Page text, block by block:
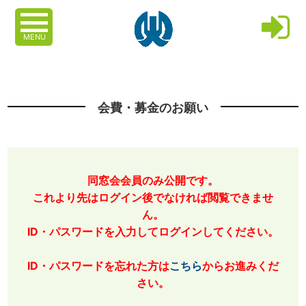
MENU
会費・募金のお願い
同窓会会員のみ公開です。
これより先はログイン後でなければ閲覧できませ
ん。
ID・パスワードを入力してログインしてください。
ID・パスワードを忘れた方はこちらからお進みくだ
さい。